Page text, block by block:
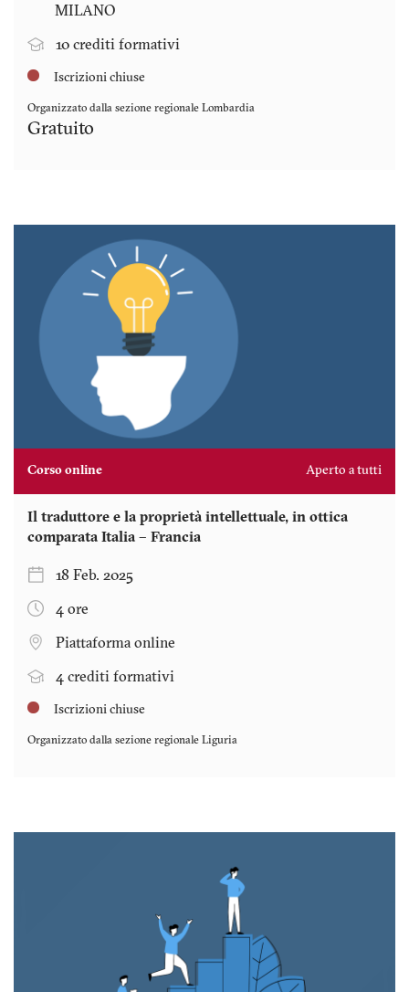
MILANO
10 crediti formativi
Iscrizioni chiuse
Organizzato dalla sezione regionale Lombardia
Gratuito
Corso online Aperto a tutti
Il traduttore e la proprietà intellettuale, in ottica
comparata Italia – Francia
18 Feb. 2025
4 ore
Piattaforma online
4 crediti formativi
Iscrizioni chiuse
Organizzato dalla sezione regionale Liguria